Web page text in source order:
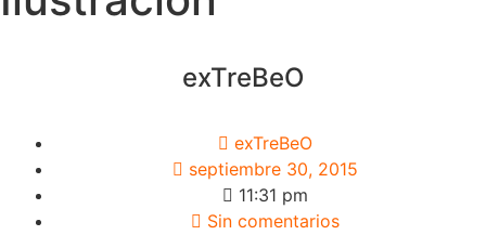
exTreBeO
exTreBeO
septiembre 30, 2015
11:31 pm
Sin comentarios